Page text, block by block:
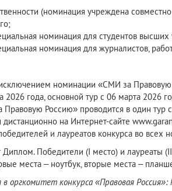
(номинация учреждена
номинация для студентов
номинация для журналистов,
номинации «СМИ за
2026 года, основной тур с 06 марта 2026
Россию» проводится в один тур
дистанционно на Интернет-сайте
и лауреатов конкурса во всех
Диплом. Победители (I место) и
места – ноутбук, вторые места –
оргкомитет конкурса «Правовая